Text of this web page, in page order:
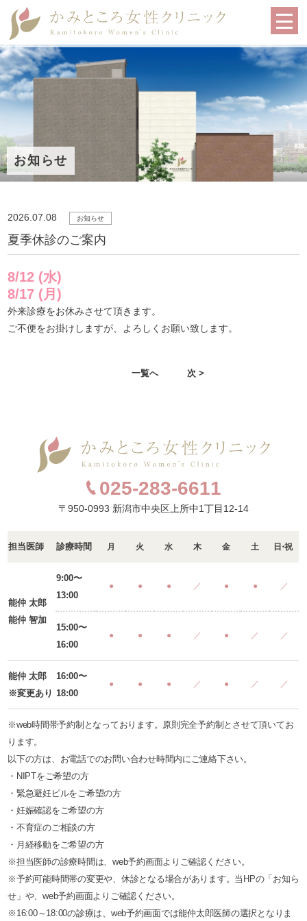
お知らせ
2026.07.08 お知らせ
夏季休診のご案内
8/12 (水)
8/17 (月)
外来診療をお休みさせて頂きます。
ご不便をお掛けしますが、よろしくお願い致します。
一覧へ 次 >
025-283-6611
〒950-0993 新潟市中央区上所中1丁目12-14
担当医師 診療時間 月 火 水 木 金 土 日・祝
能仲 太郎
能仲 智加
9:00〜
13:00
● ● ● ／ ● ● ／
15:00〜
16:00
● ● ● ／ ● ／ ／
能仲 太郎
※変更あり
16:00〜
18:00
● ● ● ／ ● ／ ／
※web時間帯予約制となっております。原則完全予約制とさせて頂いてお
ります。
以下の方は、お電話でのお問い合わせ時間内にご連絡下さい。
・NIPTをご希望の方
・緊急避妊ピルをご希望の方
・妊娠確認をご希望の方
・不育症のご相談の方
・月経移動をご希望の方
※担当医師の診療時間は、web予約画面よりご確認ください。
※予約可能時間帯の変更や、休診となる場合があります。当HPの「お知ら
せ」や、web予約画面よりご確認ください。
※16:00～18:00の診療は、web予約画面では能仲太郎医師の選択となりま